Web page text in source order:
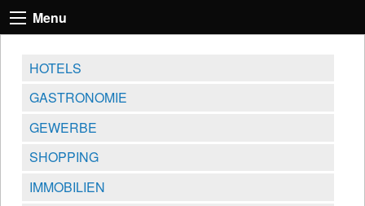
Menu
HOTELS
GASTRONOMIE
GEWERBE
SHOPPING
IMMOBILIEN